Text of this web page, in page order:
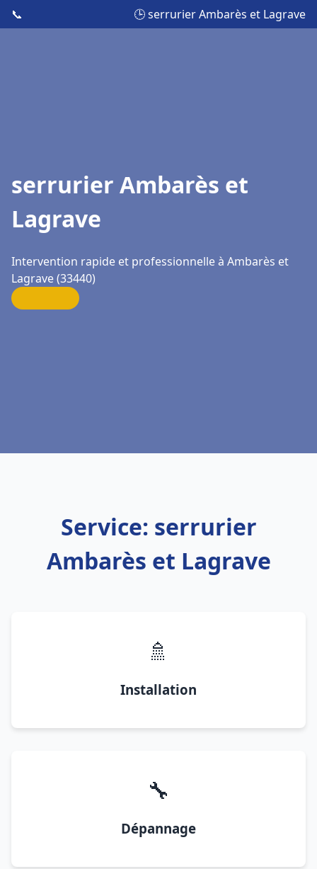
📞 🕒 serrurier Ambarès et Lagrave
serrurier Ambarès et
Lagrave
Intervention rapide et professionnelle à Ambarès et
Lagrave (33440)
Service: serrurier
Ambarès et Lagrave
🚿
Installation
🔧
Dépannage